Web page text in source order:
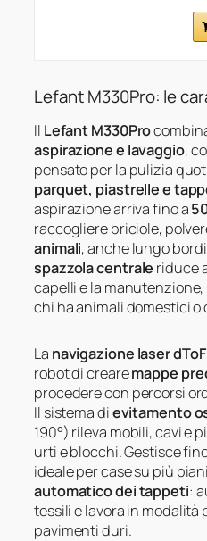
Lefant M330Pro: le
Il Lefant M330Pro
aspirazione e lavaggio,
pensato per la pulizia
parquet, piastrelle e
aspirazione arriva fino a
raccogliere briciole,
animali, anche lungo
spazzola centrale riduce
capelli e la
chi ha animali domestici o
La navigazione laser dToF
robot di crearemappe
procedere con percorsi
Il sistema dievitamento
190°) rileva mobili, cavi e
urti e blocchi. Gestisce
ideale per case su più
automatico dei tappeti:
tessili e lavora in modalità
pavimenti duri.